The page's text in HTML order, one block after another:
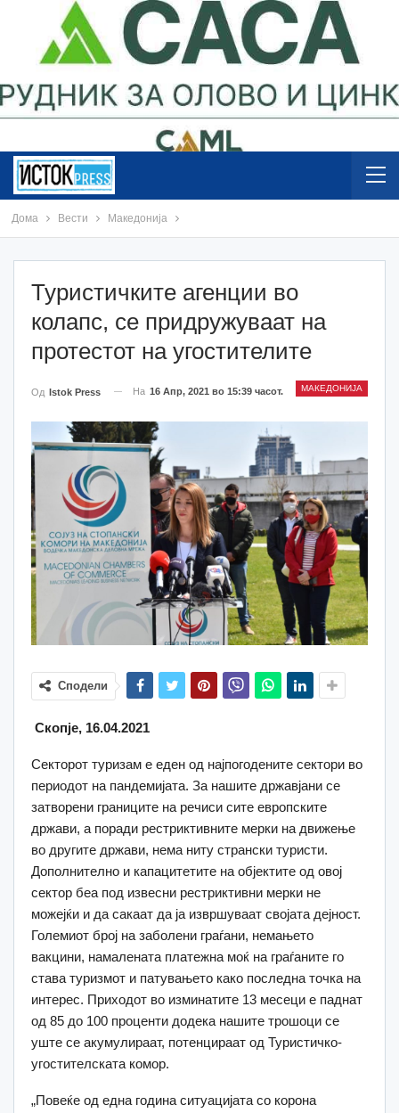
Дома Вести Македонија
Туристичките агенции во
колапс, се придружуваат на
протестот на угостителите
МАКЕДОНИЈА
Од Istok Press На 16 Апр, 2021 во 15:39 часот.
Сподели
Скопје, 16.04.2021
Секторот туризам е еден од најпогодените сектори во
периодот на пандемијата. За нашите државјани се
затворени границите на речиси сите европските
држави, а поради рестриктивните мерки на движење
во другите држави, нема ниту странски туристи.
Дополнително и капацитетите на објектите од овој
сектор беа под извесни рестриктивни мерки не
можејќи и да сакаат да ја извршуваат својата дејност.
Големиот број на заболени граѓани, немањето
вакцини, намалената платежна моќ на граѓаните го
става туризмот и патувањето како последна точка на
интерес. Приходот во изминатите 13 месеци е паднат
од 85 до 100 проценти додека нашите трошоци се
уште се акумулираат, потенцираат од Туристичко-
угостителската комор.
„Повеќе од една година ситуацијата со корона